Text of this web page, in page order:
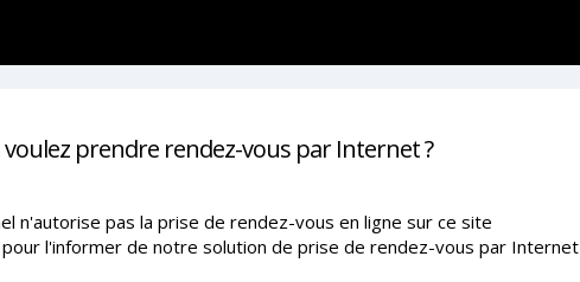
voulez prendre rendez-vous par Internet ?
n'autorise pas la prise de rendez-vous en ligne sur ce site
l'informer de notre solution de prise de rendez-vous par Internet